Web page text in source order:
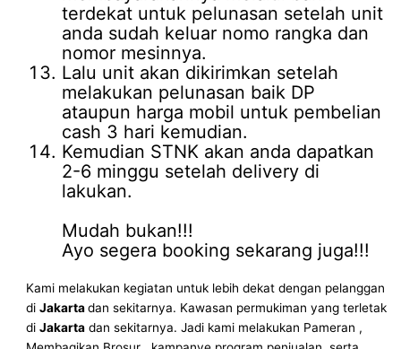
terdekat untuk pelunasan setelah unit
anda sudah keluar nomo rangka dan
nomor mesinnya.
Lalu unit akan dikirimkan setelah
melakukan pelunasan baik DP
ataupun harga mobil untuk pembelian
cash 3 hari kemudian.
Kemudian STNK akan anda dapatkan
2-6 minggu setelah delivery di
lakukan.
Mudah bukan!!!
Ayo segera booking sekarang juga!!!
Kami melakukan kegiatan untuk lebih dekat dengan pelanggan
diJakartadan sekitarnya. Kawasan permukiman yang terletak
diJakarta dan sekitarnya. Jadi kami melakukan Pameran ,